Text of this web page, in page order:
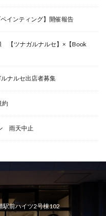
インティング】開催報告
【ツナガルナルセ】×【Book
ナルセ出店者募集
約
雨天中止
駅前ハイツ2号棟102